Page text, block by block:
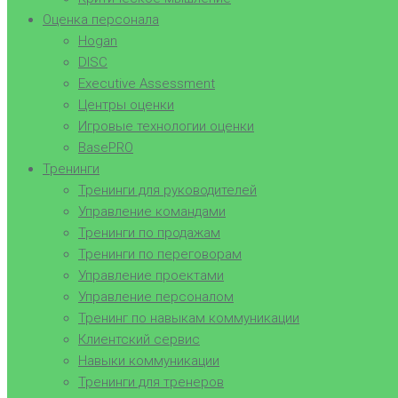
Оценка персонала
Hogan
DISC
Executive Assessment
Центры оценки
Игровые технологии оценки
BasePRO
Тренинги
Тренинги для руководителей
Управление командами
Тренинги по продажам
Тренинги по переговорам
Управление проектами
Управление персоналом
Тренинг по навыкам коммуникации
Клиентский сервис
Навыки коммуникации
Тренинги для тренеров